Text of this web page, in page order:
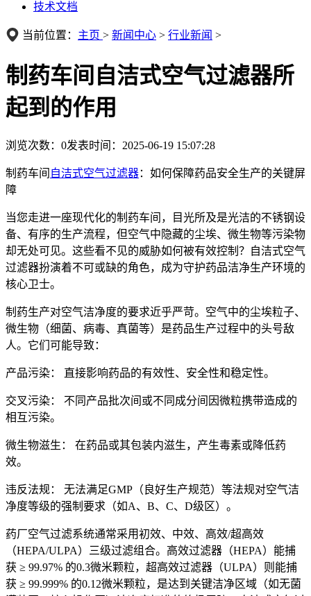
技术文档
当前位置： 主页 > 新闻中心 > 行业新闻 >
制药车间自洁式空气过滤器所
起到的作用
浏览次数： 0发表时间：2025-06-19 15:07:28
制药车间 自洁式空气过滤器：如何保障药品安全生产的关键屏
障
当您走进一座现代化的制药车间，目光所及是光洁的不锈钢设
备、有序的生产流程，但空气中隐藏的尘埃、微生物等污染物
却无处可见。这些看不见的威胁如何被有效控制？自洁式空气
过滤器扮演着不可或缺的角色，成为守护药品洁净生产环境的
核心卫士。
制药生产对空气洁净度的要求近乎严苛。空气中的尘埃粒子、
微生物（细菌、病毒、真菌等）是药品生产过程中的头号敌
人。它们可能导致：
产品污染： 直接影响药品的有效性、安全性和稳定性。
交叉污染： 不同产品批次间或不同成分间因微粒携带造成的
相互污染。
微生物滋生： 在药品或其包装内滋生，产生毒素或降低药
效。
违反法规： 无法满足GMP（良好生产规范）等法规对空气洁
净度等级的强制要求（如A、B、C、D级区）。
药厂空气过滤系统通常采用初效、中效、高效/超高效
（HEPA/ULPA）三级过滤组合。高效过滤器（HEPA）能捕
获 ≥ 99.97% 的0.3微米颗粒，超高效过滤器（ULPA）则能捕
获 ≥ 99.999% 的0.12微米颗粒，是达到关键洁净区域（如无菌